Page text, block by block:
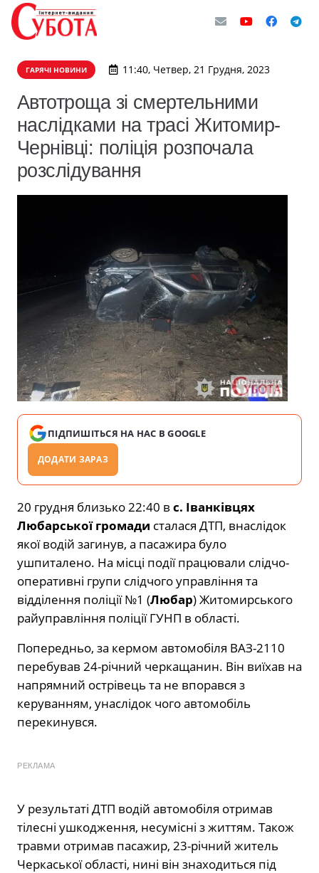
ГАРЯЧІ НОВИНИ 11:40, Четвер, 21 Грудня, 2023
Автотроща зі смертельними
наслідками на трасі Житомир-
Чернівці: поліція розпочала
розслідування
ПІДПИШІТЬСЯ НА НАС В GOOGLE
ДОДАТИ ЗАРАЗ
20 грудня близько 22:40 в с. Іванківцях
Любарської громади сталася ДТП, внаслідок
якої водій загинув, а пасажира було
ушпиталено. На місці події працювали слідчо-
оперативні групи слідчого управління та
відділення поліції №1 (Любар) Житомирського
райуправління поліції ГУНП в області.
Попередньо, за кермом автомобіля ВАЗ-2110
перебував 24-річний черкащанин. Він виїхав на
напрямний острівець та не впорався з
керуванням, унаслідок чого автомобіль
перекинувся.
РЕКЛАМА
У результаті ДТП водій автомобіля отримав
тілесні ушкодження, несумісні з життям. Також
травми отримав пасажир, 23-річний житель
Черкаської області, нині він знаходиться під